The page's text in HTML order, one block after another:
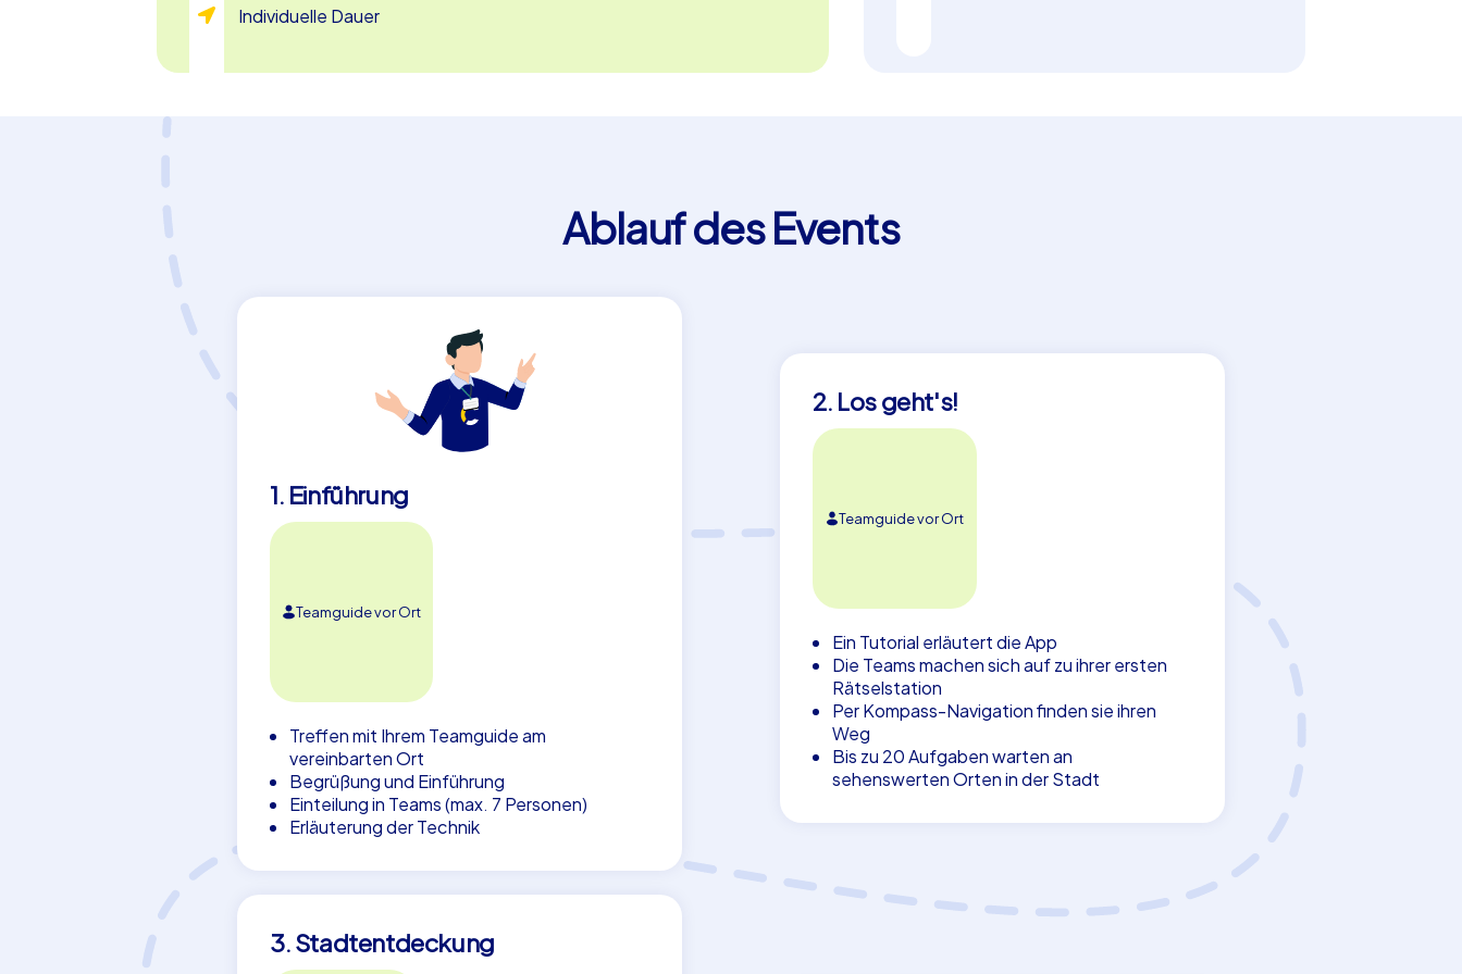
Stadt zu erkunden, sondern auch eine hervorragende Möglichkeit, den Teamgeist
Betriebsausflug oder eine Abteilungsfeier – Geocaching in Hannover bietet Ihnen
und Ihrem Team ein unvergessliches Erlebnis. Nutzen Sie die Gelegenheit, bei einem
spannenden Geocaching die Stadt zu entdecken und als Team
zusammenzuwachsen. Hannover erwartet Sie mit offenen Armen und vielen
versteckten Schätzen!
Individuelle Dauer
Ablauf des Events
1. Einführung
Teamguide vor Ort
Treffen mit Ihrem Teamguide am
vereinbarten Ort
Begrüßung und Einführung
Einteilung in Teams (max. 7 Personen)
Erläuterung der Technik
2. Los geht's!
Teamguide vor Ort
Ein Tutorial erläutert die App
Die Teams machen sich auf zu ihrer ersten
Rätselstation
Per Kompass-Navigation finden sie ihren
Weg
Bis zu 20 Aufgaben warten an
sehenswerten Orten in der Stadt
3. Stadtentdeckung